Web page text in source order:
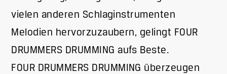
vielen anderen Schlaginstrumenten
Melodien hervorzuzaubern, gelingt FOUR
DRUMMERS DRUMMING aufs Beste.
FOUR DRUMMERS DRUMMING überzeugen